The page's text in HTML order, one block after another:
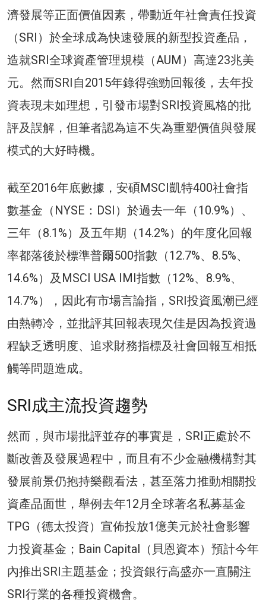
濟發展等正面價值因素，帶動近年社會責任投資
（SRI）於全球成為快速發展的新型投資產品，
造就SRI全球資產管理規模（AUM）高達23兆美
元。然而SRI自2015年錄得強勁回報後，去年投
資表現未如理想，引發市場對SRI投資風格的批
評及誤解，但筆者認為這不失為重塑價值與發展
模式的大好時機。
截至2016年底數據，安碩MSCI凱特400社會指
數基金（NYSE：DSI）於過去一年（10.9%）、
三年（8.1%）及五年期（14.2%）的年度化回報
率都落後於標準普爾500指數（12.7%、8.5%、
14.6%）及MSCI USA IMI指數（12%、8.9%、
14.7%），因此有市場言論指，SRI投資風潮已經
由熱轉冷，並批評其回報表現欠佳是因為投資過
程缺乏透明度、追求財務指標及社會回報互相抵
觸等問題造成。
SRI成主流投資趨勢
然而，與市場批評並存的事實是，SRI正處於不
斷改善及發展過程中，而且有不少金融機構對其
發展前景仍抱持樂觀看法，甚至落力推動相關投
資產品面世，舉例去年12月全球著名私募基金
TPG（德太投資）宣佈投放1億美元於社會影響
力投資基金；Bain Capital（貝恩資本）預計今年
內推出SRI主題基金；投資銀行高盛亦一直關注
SRI行業的各種投資機會。